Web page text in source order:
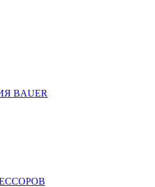
BAUER